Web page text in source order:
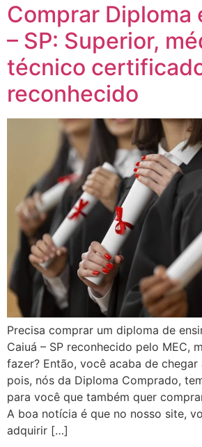
Comprar Diploma
– SP: Superior,
técnico
reconhecido
Precisa comprar um diploma de
Caiuá – SP reconhecido pelo MEC,
fazer? Então, você acaba de
pois, nós da Diploma Comprado,
para você que também quer
A boa notícia é que no nosso site,
adquirir […]